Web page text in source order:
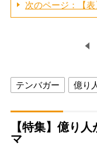
次のページ：【
テンバガー 億り
【特集】億り
マ